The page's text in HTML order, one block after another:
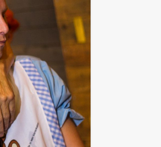
10,00 per
waarbij u
u ook achteraf
Als u bereid
personen